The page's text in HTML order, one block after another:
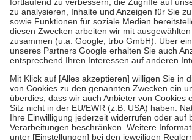
höchstens zehn Euro.Es sind jedoch nie mehr
Kosten der Leistung zu entrichten.
Diese Regeln gelten grundsätzlich auch für
Bei Heilmitteln und häuslicher Krankenpflege
Zuzahlung zehn Prozent der Kosten sowie zehn
Um das Engagement der Versicherten für ihre
stärken und die besondere Stellung der Familie
fallenkeine Zuzahlungen an bei:
• Kindern und Jugendlichen bis zum
mit Ausnahme der Fahrkosten